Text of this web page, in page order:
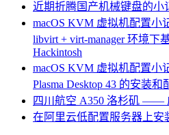
近期折腾国产机械键盘的小
macOS KVM 虚拟机配置
libvirt + virt-manager 环境下
Hackintosh
macOS KVM 虚拟机配置
Plasma Desktop 43 的安装和
四川航空 A350 洛杉矶 ——
在阿里云低配置服务器上安